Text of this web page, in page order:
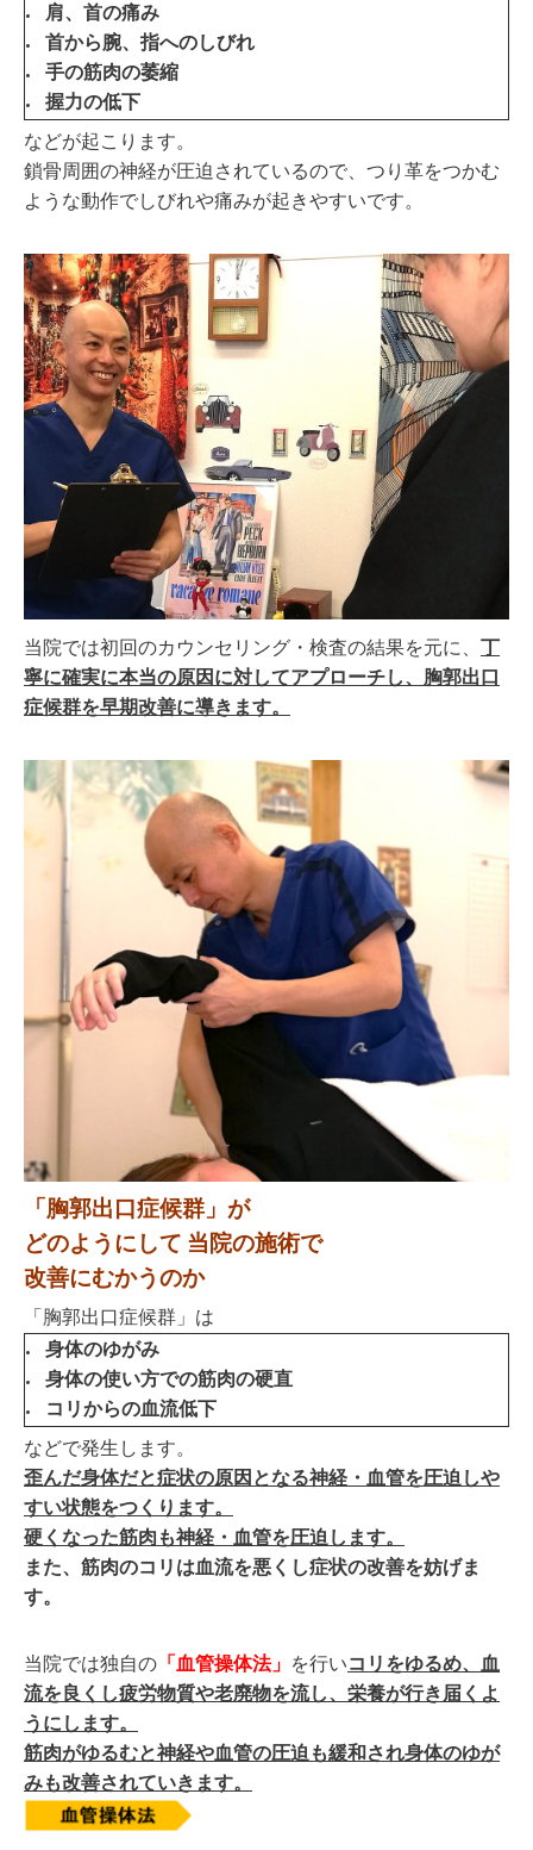
肩、首の痛み
首から腕、指へのしびれ
手の筋肉の萎縮
握力の低下
などが起こります。
鎖骨周囲の神経が圧迫されているので、つり革をつかむ
ような動作でしびれや痛みが起きやすいです。
当院では初回のカウンセリング・検査の結果を元に、 丁
寧に確実に本当の原因に対してアプローチし、胸郭出口
症候群を早期改善に導きます。
「胸郭出口症候群」 が
どのようにして 当院の施術で
改善にむかうのか
「胸郭出口症候群」は
身体のゆがみ
身体の使い方での筋肉の硬直
コリからの血流低下
などで発生します。
歪んだ身体だと症状の原因となる神経・血管を圧迫しや
すい状態をつくります。
硬くなった筋肉も神経・血管を圧迫します。
また、筋肉のコリは血流を悪くし症状の改善を妨げま
す。
当院では独自の 「血管操体法」 を行いコリをゆるめ、血
流を良くし疲労物質や老廃物を流し、栄養が行き届くよ
うにします。
筋肉がゆるむと神経や血管の圧迫も緩和され身体のゆが
みも改善されていきます。